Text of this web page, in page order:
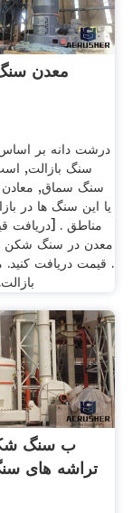
معدن
درشت دانه بر
سنگ بازالت,
سنگ سماق,
یا این سنگ ها در
مناطق . [دریافت
معدن در سنگ شکن
. قیمت دریافت کنید.
ب سنگ
تراشه های